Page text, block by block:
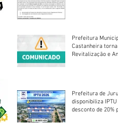
Prefeitura
Castanheira
Revitalização e
Prefeitura de
disponibiliza
desconto de 20%